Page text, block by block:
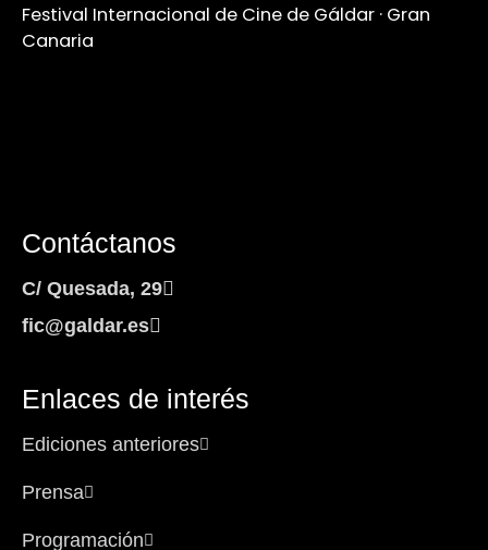
Festival Internacional de Cine de Gáldar · Gran
Canaria
Contáctanos
C/ Quesada, 29
fic@galdar.es
Enlaces de interés
Ediciones anteriores
Prensa
Programación